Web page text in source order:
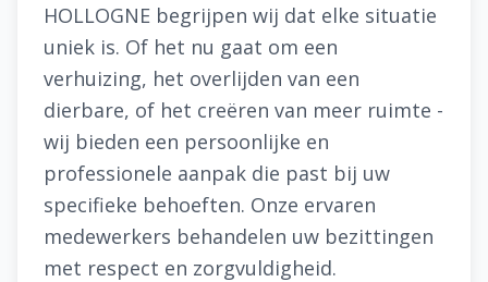
HOLLOGNE begrijpen wij dat elke situatie
uniek is. Of het nu gaat om een
verhuizing, het overlijden van een
dierbare, of het creëren van meer ruimte -
wij bieden een persoonlijke en
professionele aanpak die past bij uw
specifieke behoeften. Onze ervaren
medewerkers behandelen uw bezittingen
met respect en zorgvuldigheid.